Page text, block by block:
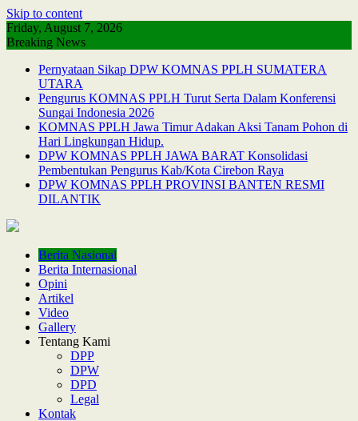
Skip to content
Friday, August 7, 2026
Breaking News
Pernyataan Sikap DPW KOMNAS PPLH SUMATERA
UTARA
Pengurus KOMNAS PPLH Turut Serta Dalam Konferensi
Sungai Indonesia 2026
KOMNAS PPLH Jawa Timur Adakan Aksi Tanam Pohon di
Hari Lingkungan Hidup.
DPW KOMNAS PPLH JAWA BARAT Konsolidasi
Pembentukan Pengurus Kab/Kota Cirebon Raya
DPW KOMNAS PPLH PROVINSI BANTEN RESMI
DILANTIK
Berita Nasional
Berita Internasional
Opini
Artikel
Video
Gallery
Tentang Kami
DPP
DPW
DPD
Legal
Kontak